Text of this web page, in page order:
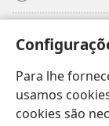
Para lhe
usamos
cookies são
(abre
nova
janela)
Biblioteca
(abre
nova
janela)JW Hub
(abre